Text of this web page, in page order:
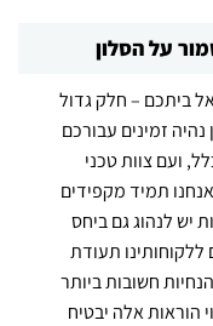
על הסלון
ביתכם – חלק גדול
זמינים עבורכם
ועם צוות טכני
תמיד מקפידים
יש לנהוג גם ביחס
תעודת
חשובות ביותר
הוראות אלה יבטיח